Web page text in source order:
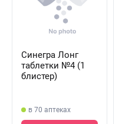
Синегра Лонг
таблетки №4 (1
блистер)
в 70 аптеках